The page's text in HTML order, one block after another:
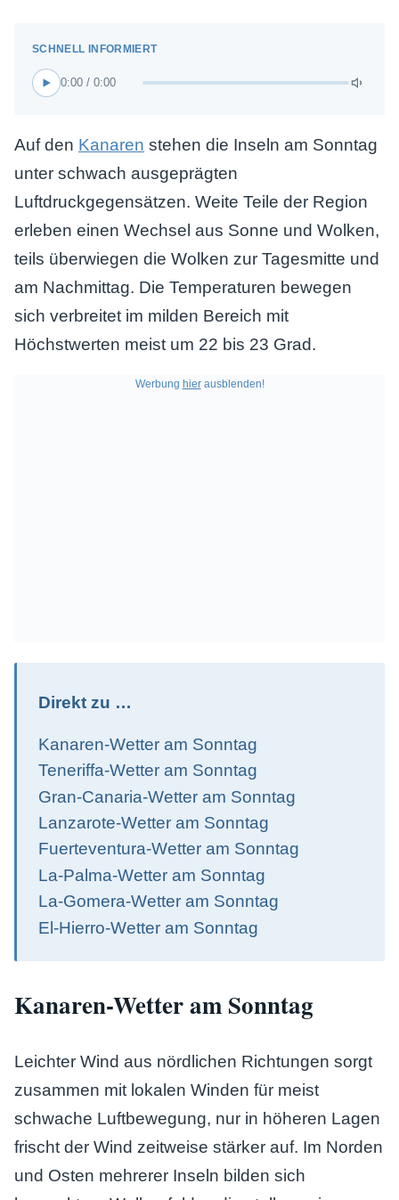
0:00 / 0:00
Auf den Kanaren stehen die Inseln am Sonntag
unter schwach ausgeprägten
Luftdruckgegensätzen. Weite Teile der Region
erleben einen Wechsel aus Sonne und Wolken,
teils überwiegen die Wolken zur Tagesmitte und
am Nachmittag. Die Temperaturen bewegen
sich verbreitet im milden Bereich mit
Höchstwerten meist um 22 bis 23 Grad.
Werbung hierausblenden!
Direkt zu …
Kanaren-Wetter am Sonntag
Teneriffa-Wetter am Sonntag
Gran-Canaria-Wetter am Sonntag
Lanzarote-Wetter am Sonntag
Fuerteventura-Wetter am Sonntag
La-Palma-Wetter am Sonntag
La-Gomera-Wetter am Sonntag
El-Hierro-Wetter am Sonntag
Kanaren-Wetter am Sonntag
Leichter Wind aus nördlichen Richtungen sorgt
zusammen mit lokalen Winden für meist
schwache Luftbewegung, nur in höheren Lagen
frischt der Wind zeitweise stärker auf. Im Norden
und Osten mehrerer Inseln bilden sich